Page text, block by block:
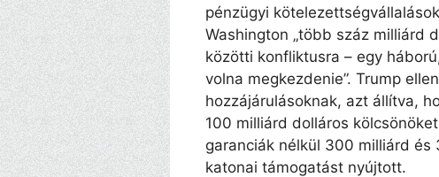
pénzügyi
Washington „több száz milliárd
közötti konfliktusra – egy
volna megkezdenie”. Trump
hozzájárulásoknak, azt állítva,
100 milliárd dolláros
garanciák nélkül 300 milliárd
katonai támogatást nyújtott.